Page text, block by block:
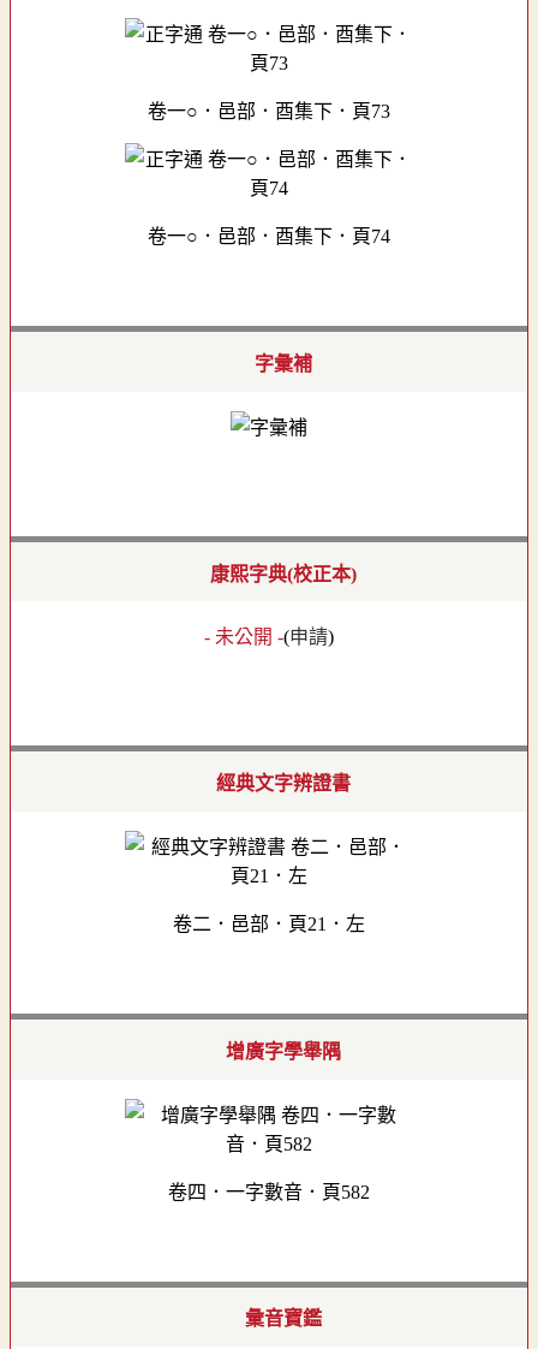
卷一○．邑部．酉集下．頁73
卷一○．邑部．酉集下．頁74
字彙補
康熙字典(校正本)
- 未公開 -(申請)
經典文字辨證書
卷二．邑部．頁21．左
增廣字學舉隅
卷四．一字數音．頁582
彙音寶鑑